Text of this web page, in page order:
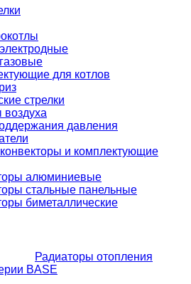
для котлов
стрелки
давления
и комплектующие
алюминиевые
стальные панельные
биметаллические
Радиаторы отопления
BASE